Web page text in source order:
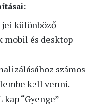
jei különböző
mobil és desktop
számos
kell venni.
“Gyenge”